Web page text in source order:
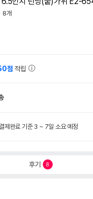
8개
점 적립
제완료 기준 3 ~ 7일 소요 예정
후기 8